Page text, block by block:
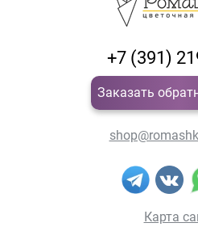
+7 (391)
Заказать
Карта